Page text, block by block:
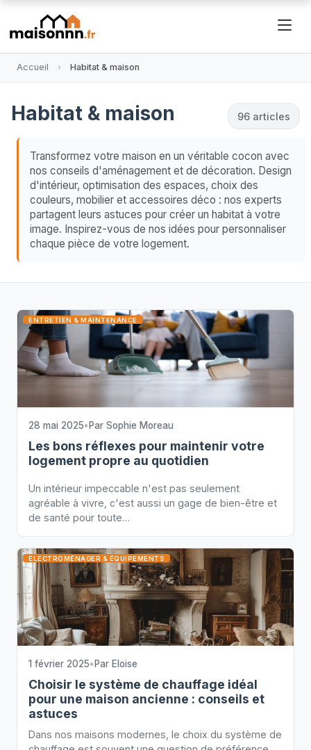
Accueil Habitat & maison
Habitat & maison 96 articles
Transformez votre maison en un véritable cocon avec
nos conseils d'aménagement et de décoration. Design
d'intérieur, optimisation des espaces, choix des
couleurs, mobilier et accessoires déco : nos experts
partagent leurs astuces pour créer un habitat à votre
image. Inspirez-vous de nos idées pour personnaliser
chaque pièce de votre logement.
ENTRETIEN & MAINTENANCE
28 mai 2025• Par Sophie Moreau
Les bons réflexes pour maintenir votre
logement propre au quotidien
Un intérieur impeccable n'est pas seulement
agréable à vivre, c'est aussi un gage de bien-être et
de santé pour toute…
ÉLECTROMÉNAGER & ÉQUIPEMENTS
1 février 2025• Par Eloise
Choisir le système de chauffage idéal
pour une maison ancienne : conseils et
astuces
Dans nos maisons modernes, le choix du système de